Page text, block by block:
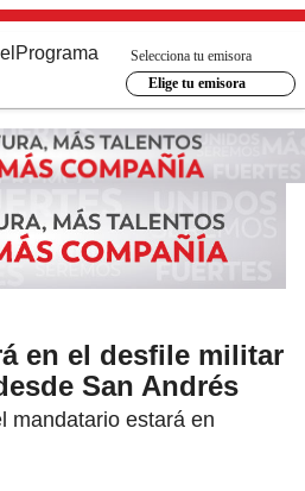
Programa
Selecciona tu emisora
Elige tu emisora
en el desfile militar
San Andrés
mandatario estará en